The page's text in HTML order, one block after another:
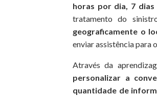
horas por dia, 7 dias
tratamento do
geograficamente o
enviar assistência para
Através da
personalizar a
quantidade de